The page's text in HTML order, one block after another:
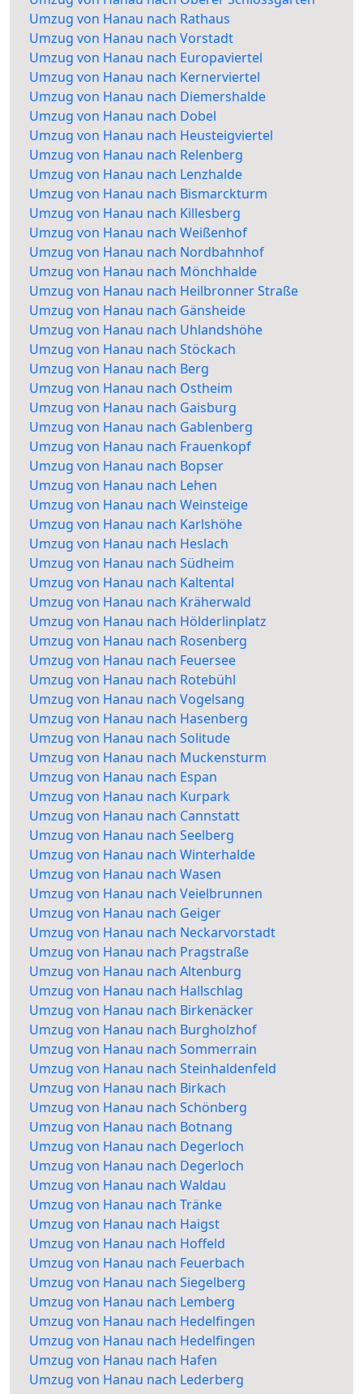
Umzug von Hanau nach Rathaus
Umzug von Hanau nach Vorstadt
Umzug von Hanau nach Europaviertel
Umzug von Hanau nach Kernerviertel
Umzug von Hanau nach Diemershalde
Umzug von Hanau nach Dobel
Umzug von Hanau nach Heusteigviertel
Umzug von Hanau nach Relenberg
Umzug von Hanau nach Lenzhalde
Umzug von Hanau nach Bismarckturm
Umzug von Hanau nach Killesberg
Umzug von Hanau nach Weißenhof
Umzug von Hanau nach Nordbahnhof
Umzug von Hanau nach Mönchhalde
Umzug von Hanau nach Heilbronner Straße
Umzug von Hanau nach Gänsheide
Umzug von Hanau nach Uhlandshöhe
Umzug von Hanau nach Stöckach
Umzug von Hanau nach Berg
Umzug von Hanau nach Ostheim
Umzug von Hanau nach Gaisburg
Umzug von Hanau nach Gablenberg
Umzug von Hanau nach Frauenkopf
Umzug von Hanau nach Bopser
Umzug von Hanau nach Lehen
Umzug von Hanau nach Weinsteige
Umzug von Hanau nach Karlshöhe
Umzug von Hanau nach Heslach
Umzug von Hanau nach Südheim
Umzug von Hanau nach Kaltental
Umzug von Hanau nach Kräherwald
Umzug von Hanau nach Hölderlinplatz
Umzug von Hanau nach Rosenberg
Umzug von Hanau nach Feuersee
Umzug von Hanau nach Rotebühl
Umzug von Hanau nach Vogelsang
Umzug von Hanau nach Hasenberg
Umzug von Hanau nach Solitude
Umzug von Hanau nach Muckensturm
Umzug von Hanau nach Espan
Umzug von Hanau nach Kurpark
Umzug von Hanau nach Cannstatt
Umzug von Hanau nach Seelberg
Umzug von Hanau nach Winterhalde
Umzug von Hanau nach Wasen
Umzug von Hanau nach Veielbrunnen
Umzug von Hanau nach Geiger
Umzug von Hanau nach Neckarvorstadt
Umzug von Hanau nach Pragstraße
Umzug von Hanau nach Altenburg
Umzug von Hanau nach Hallschlag
Umzug von Hanau nach Birkenäcker
Umzug von Hanau nach Burgholzhof
Umzug von Hanau nach Sommerrain
Umzug von Hanau nach Steinhaldenfeld
Umzug von Hanau nach Birkach
Umzug von Hanau nach Schönberg
Umzug von Hanau nach Botnang
Umzug von Hanau nach Degerloch
Umzug von Hanau nach Degerloch
Umzug von Hanau nach Waldau
Umzug von Hanau nach Tränke
Umzug von Hanau nach Haigst
Umzug von Hanau nach Hoffeld
Umzug von Hanau nach Feuerbach
Umzug von Hanau nach Siegelberg
Umzug von Hanau nach Lemberg
Umzug von Hanau nach Hedelfingen
Umzug von Hanau nach Hedelfingen
Umzug von Hanau nach Hafen
Umzug von Hanau nach Lederberg